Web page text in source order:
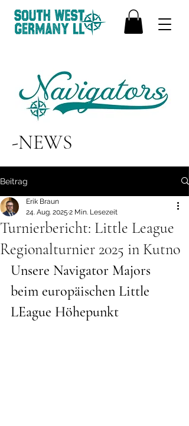
-NEWS
Beitrag
Turnierbericht: Little League
Regionalturnier 2025 in Kutno
Erik Braun
24. Aug. 2025 2 Min. Lesezeit
Unsere Navigator Majors
beim europäischen Little
LEague Höhepunkt